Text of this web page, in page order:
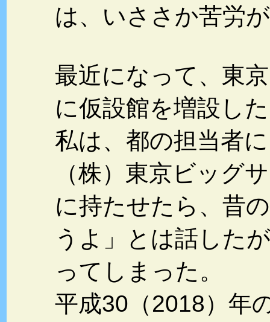
は、いささか苦労
最近になって、東
に仮設館を増設し
私は、都の担当者
（株）東京ビッグ
に持たせたら、昔
うよ」とは話した
ってしまった。
平成30（2018）年